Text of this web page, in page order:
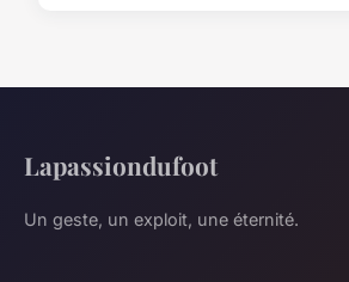
Lapassiondufoot
Un geste, un exploit, une éternité.